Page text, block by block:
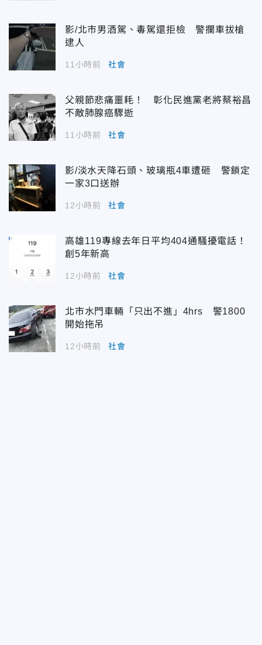
影/北市男酒駕、毒駕還拒檢 警攔車拔槍
逮人
11小時前 社會
父親節悲痛噩耗！ 彰化民進黨老將蔡裕昌
不敵肺腺癌驟逝
11小時前 社會
影/淡水天降石頭、玻璃瓶4車遭砸 警鎖定
一家3口送辦
12小時前 社會
高雄119專線去年日平均404通騷擾電話！
創5年新高
12小時前 社會
北市水門車輛「只出不進」4hrs 警1800
開始拖吊
12小時前 社會